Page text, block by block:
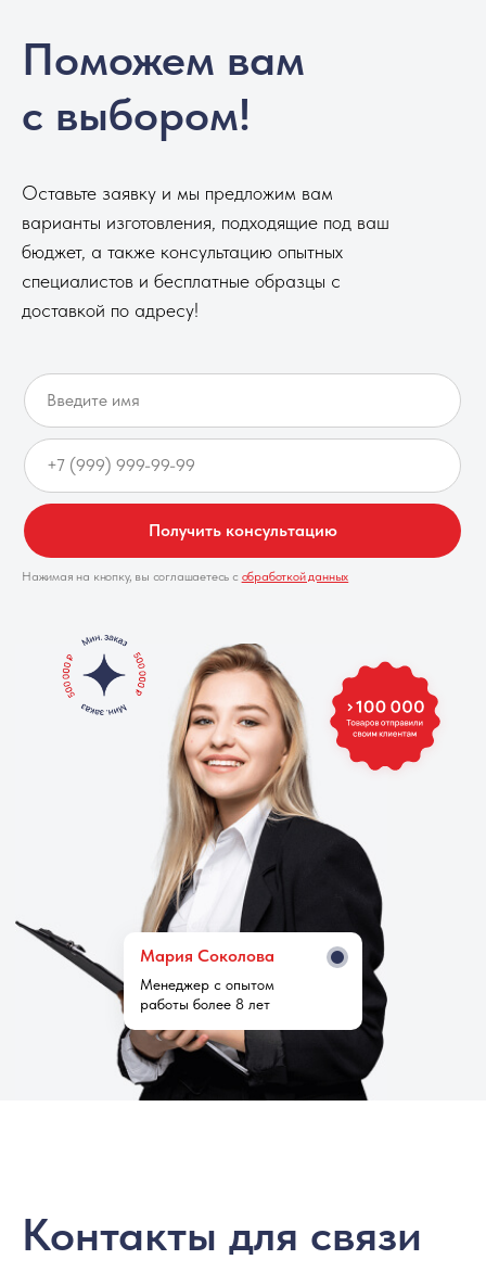
Поможем вам
с выбором!
Оставьте заявку и мы предложим вам
варианты изготовления, подходящие под ваш
бюджет, а также консультацию опытных
специалистов и бесплатные образцы с
доставкой по адресу!
Менеджер с опытом
работы более 8 лет
Мария Cоколова
Получить консультацию
Нажимая на кнопку, вы соглашаетесь с обработкой данных
Контакты для связи